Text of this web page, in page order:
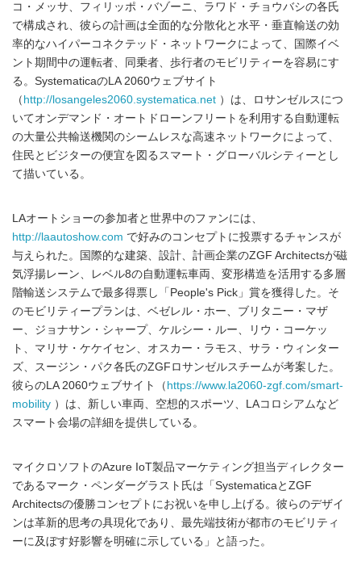
コ・メッサ、フィリッポ・バゾーニ、ラワド・チョウバシの各氏
で構成され、彼らの計画は全面的な分散化と水平・垂直輸送の効
率的なハイパーコネクテッド・ネットワークによって、国際イベ
ント期間中の運転者、同乗者、歩行者のモビリティーを容易にす
る。SystematicaのLA 2060ウェブサイト
（ http://losangeles2060.systematica.net ）は、ロサンゼルスにつ
いてオンデマンド・オートドローンフリートを利用する自動運転
の大量公共輸送機関のシームレスな高速ネットワークによって、
住民とビジターの便宜を図るスマート・グローバルシティーとし
て描いている。
LAオートショーの参加者と世界中のファンには、
http://laautoshow.com で好みのコンセプトに投票するチャンスが
与えられた。国際的な建築、設計、計画企業のZGF Architectsが磁
気浮揚レーン、レベル8の自動運転車両、変形構造を活用する多層
階輸送システムで最多得票し「People's Pick」賞を獲得した。そ
のモビリティープランは、ベゼレル・ホー、ブリタニー・マザ
ー、ジョナサン・シャープ、ケルシー・ルー、リウ・コーケッ
ト、マリサ・ケケイセン、オスカー・ラモス、サラ・ウィンター
ズ、スージン・パク各氏のZGFロサンゼルスチームが考案した。
彼らのLA 2060ウェブサイト（ https://www.la2060-zgf.com/smart-
mobility ）は、新しい車両、空想的スポーツ、LAコロシアムなど
スマート会場の詳細を提供している。
マイクロソフトのAzure IoT製品マーケティング担当ディレクター
であるマーク・ペンダーグラスト氏は「SystematicaとZGF
Architectsの優勝コンセプトにお祝いを申し上げる。彼らのデザイ
ンは革新的思考の具現化であり、最先端技術が都市のモビリティ
ーに及ぼす好影響を明確に示している」と語った。